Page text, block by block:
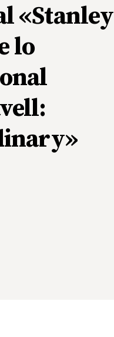
«Stanley
lo